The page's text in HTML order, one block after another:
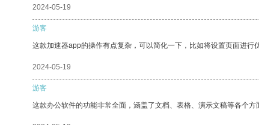
2024-05-19
游客
这款加速器app的操作有点复杂，可以简化一下，比如将设置页面进行优
2024-05-19
游客
这款办公软件的功能非常全面，涵盖了文档、表格、演示文稿等各个